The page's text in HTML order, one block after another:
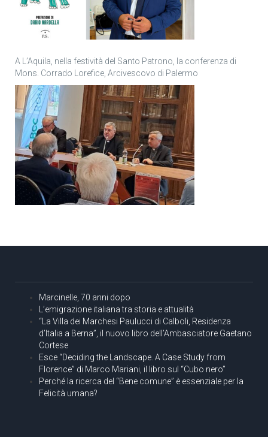
A L’Aquila, nella festività del Santo Patrono, la conferenza di
Mons. Corrado Lorefice, Arcivescovo di Palermo
Marcinelle, 70 anni dopo
L’emigrazione italiana tra storia e attualità
“La Villa dei Marchesi Paulucci di Calboli, Residenza
d’Italia a Berna”, il nuovo libro dell’Ambasciatore Gaetano
Cortese
Esce “Deciding the Landscape. A Case Study from
Florence” di Marco Mariani, il libro sul “Cubo nero”
Perché la ricerca del “Bene comune” è essenziale per la
Felicità umana?